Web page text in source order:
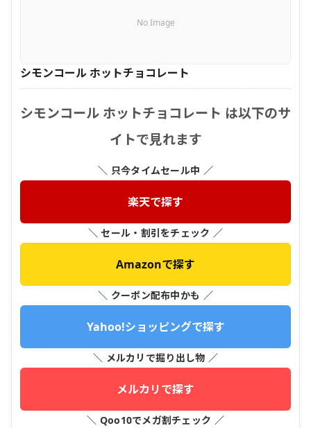
No Image
シモンコール ホットチョコレート
シモンコール ホットチョコレート は以下のサ
イトで見れます
＼ 只今タイムセール中 ／
楽天で探す
＼ セール・割引をチェック ／
Amazonで探す
＼ クーポン配布中かも ／
Yahoo!ショッピングで探す
＼ メルカリで掘り出し物 ／
メルカリで探す
＼ Qoo10でメガ割チェック ／